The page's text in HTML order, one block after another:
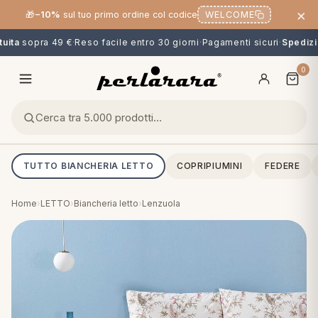
🎁−10% sul tuo primo ordine col codice WELCOME ×
sopra 49 € ·Reso facile entro 30 giorni·Pagamenti sicuri·
0
TUTTO BIANCHERIA LETTO COPRIPIUMINI FEDERE
Home›LETTO›Biancheria letto›Lenzuola